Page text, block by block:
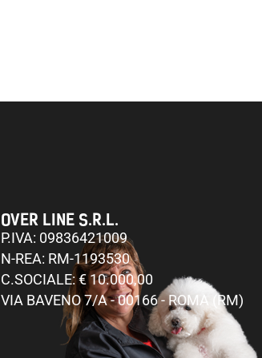
OVER LINE S.R.L.
P.IVA: 09836421009
N-REA: RM-1193530
C.SOCIALE: € 10.000,00
VIA BAVENO 7/A - 00166 - ROMA (RM)